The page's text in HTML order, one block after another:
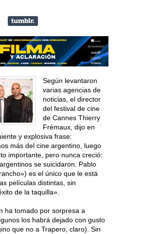
Según levantaron
varias agencias de
noticias, el director
del festival de cine
de Cannes Thierry
Frémaux, dijo en
y explosiva frase:
más del cine argentino, luego
importante, pero nunca creció:
se suicidaron. Pablo
es el único que le está
películas distintas, sin
de la taquilla».
ha tomado por sorpresa a
los habrá dejado con gusto
que no a Trapero, claro). Sin